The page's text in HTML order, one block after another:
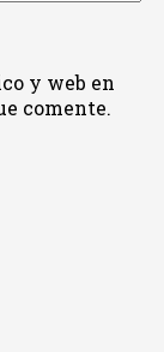
y web en
comente.